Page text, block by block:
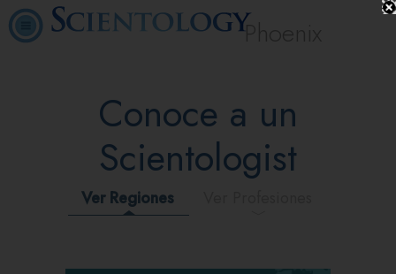
Phoenix
Conoce a un
Scientologist
Ver Regiones